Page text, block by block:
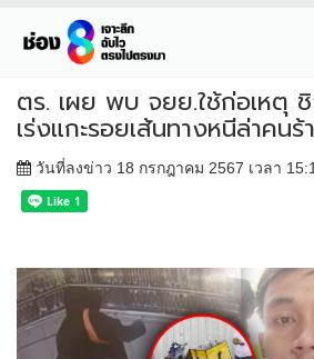
ตร. เผย พบ จยย.ใช้ก่อเหตุ
เร่งแกะรอยเส้นทางหนีล่าคนร้
วันที่ลงข่าว 18 กรกฎาคม 2567 เวลา